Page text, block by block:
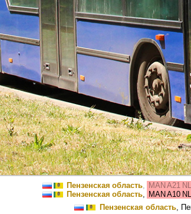
Пензенская область, MAN A21
Пензенская область, MAN A10
Пензенская область,